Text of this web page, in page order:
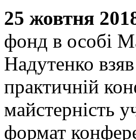
25 жовтня
фонд в особі
Надутенко
практичній
майстерність
формат